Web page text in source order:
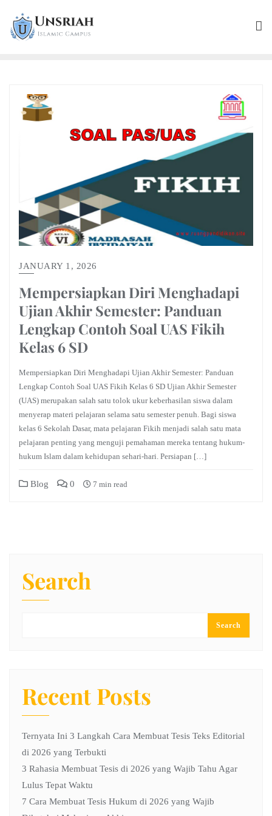
JANUARY 1, 2026
Mempersiapkan Diri Menghadapi
Ujian Akhir Semester: Panduan
Lengkap Contoh Soal UAS Fikih
Kelas 6 SD
Mempersiapkan Diri Menghadapi Ujian Akhir Semester: Panduan
Lengkap Contoh Soal UAS Fikih Kelas 6 SD Ujian Akhir Semester
(UAS) merupakan salah satu tolok ukur keberhasilan siswa dalam
menyerap materi pelajaran selama satu semester penuh. Bagi siswa
kelas 6 Sekolah Dasar, mata pelajaran Fikih menjadi salah satu mata
pelajaran penting yang menguji pemahaman mereka tentang hukum-
hukum Islam dalam kehidupan sehari-hari. Persiapan […]
Blog 0 7 min read
Search
Search
Recent Posts
Ternyata Ini 3 Langkah Cara Membuat Tesis Teks Editorial
di 2026 yang Terbukti
3 Rahasia Membuat Tesis di 2026 yang Wajib Tahu Agar
Lulus Tepat Waktu
7 Cara Membuat Tesis Hukum di 2026 yang Wajib